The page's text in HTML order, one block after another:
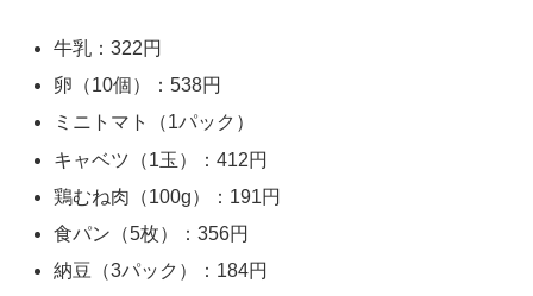
牛乳：322円
卵（10個）：538円
ミニトマト（1パック）
キャベツ（1玉）：412円
鶏むね肉（100g）：191円
食パン（5枚）：356円
納豆（3パック）：184円